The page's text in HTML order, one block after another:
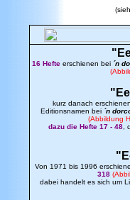
16 Hefteerschienen bei ´n
kurz danach erschienen
Editionsnamen bei ´n
(Abbildung
dazu die Hefte 17 - 48 ,
Von 1971 bis 1996
318
dabei handelt es sich um